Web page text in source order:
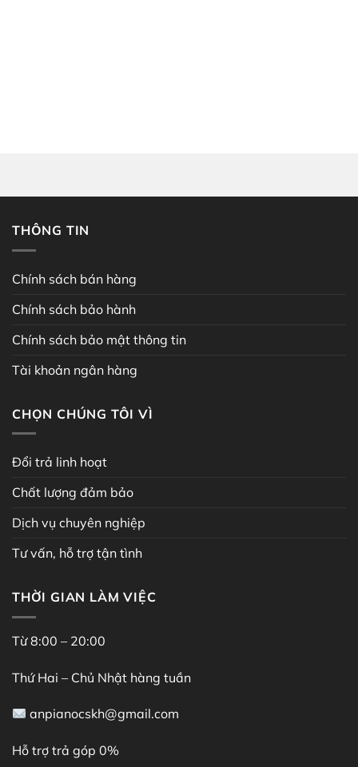
THÔNG TIN
Chính sách bán hàng
Chính sách bảo hành
Chính sách bảo mật thông tin
Tài khoản ngân hàng
CHỌN CHÚNG TÔI VÌ
Đổi trả linh hoạt
Chất lượng đảm bảo
Dịch vụ chuyên nghiệp
Tư vấn, hỗ trợ tận tình
THỜI GIAN LÀM VIỆC
Từ 8:00 – 20:00
Thứ Hai – Chủ Nhật hàng tuần
anpianocskh@gmail.com
Hỗ trợ trả góp 0%